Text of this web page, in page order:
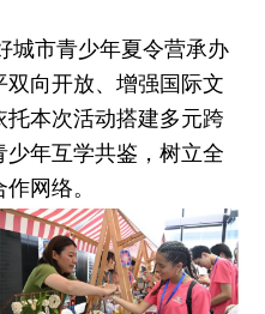
城市青少年夏令营承办
向开放、增强国际文
本次活动搭建多元跨
年互学共鉴，树立全
网络。